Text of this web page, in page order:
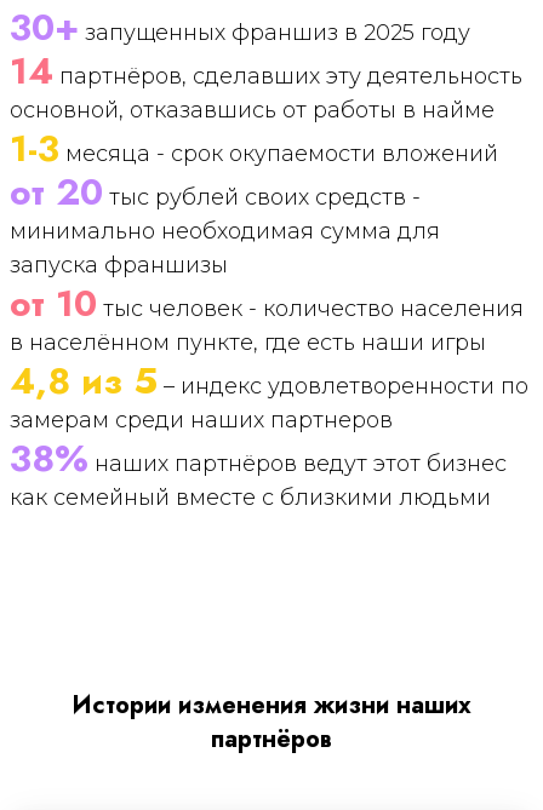
30+ запущенных франшиз в 2025 году
14 партнёров, сделавших эту деятельность
основной, отказавшись от работы в найме
1-3 месяца - срок окупаемости вложений
от 20 тыс рублей своих средств -
минимально необходимая сумма для
запуска франшизы
от 10 тыс человек - количество населения
в населённом пункте, где есть наши игры
4,8 из 5 – индекс удовлетворенности по
замерам среди наших партнеров
38% наших партнёров ведут этот бизнес
как семейный вместе с близкими людьми
Истории изменения жизни наших
партнёров